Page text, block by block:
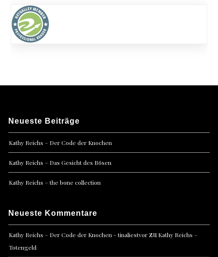
Neueste Beiträge
Kathy Reichs – Der Code der Knochen
Kathy Reichs – Das Gesicht des Bösen
Kathy Reichs – the bone collection
Neueste Kommentare
Kathy Reichs – Der Code der Knochen - tinaliestvorzu Kathy Reichs –
Totengeld